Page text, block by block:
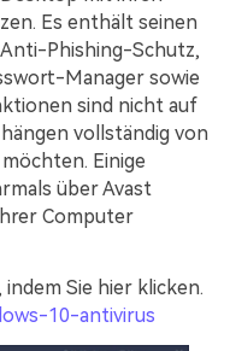
Es enthält seinen
Phishing-Schutz,
Manager sowie
sind nicht auf
vollständig von
Einige
über Avast
Computer
Sie hier klicken.
10-antivirus